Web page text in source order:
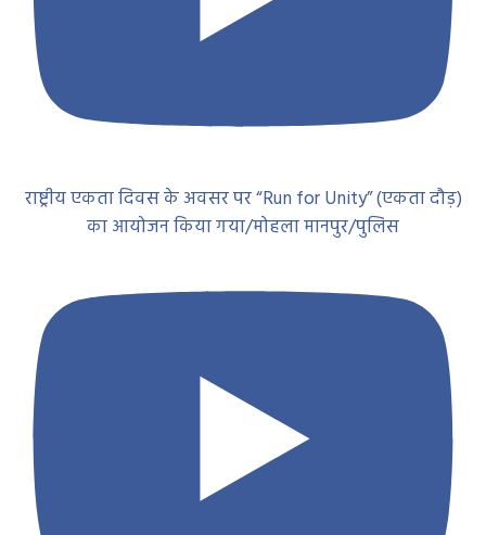
राष्ट्रीय एकता दिवस के अवसर पर “Run for Unity” (एकता दौड़)
का आयोजन किया गया/मोहला मानपुर/पुलिस